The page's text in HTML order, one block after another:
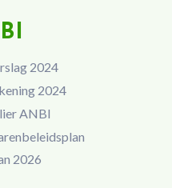
2024
2024
ANBI
2026